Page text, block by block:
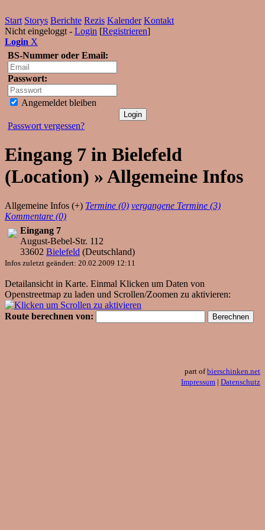
Start Storys Berichte Rezis Kalender Kontakt
Nicht eingeloggt - Login [Registrieren]
Login X
BS-Nummer oder Email:
Passwort:
Angemeldet bleiben
Passwort vergessen?
Eingang 7 in Bielefeld
(Location) » Allgemeine Infos
Allgemeine Infos (+) Termine (0) vergangene Termine (3)
Kommentare (0)
Eingang 7
August-Bebel-Str. 112
33602 Bielefeld (Deutschland)
Infos zuletzt geändert: 20.02.2009 12:11
Detailansicht in Karte. Einmal Klicken um Daten von
Openstreetmap zu laden und Scrollen/Zoomen zu aktivieren:
Route berechnen von:
part ofbierschinken.net
Impressum | Datenschutz